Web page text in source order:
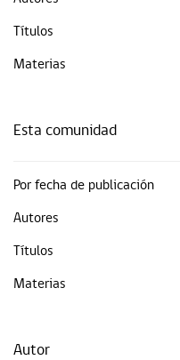
Títulos
Materias
Esta comunidad
Por fecha de publicación
Autores
Títulos
Materias
Autor